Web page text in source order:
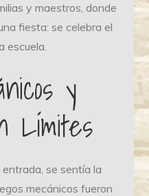
y maestros, donde
fiesta: se celebra el
escuela.
y
Límites
se sentía la
mecánicos fueron